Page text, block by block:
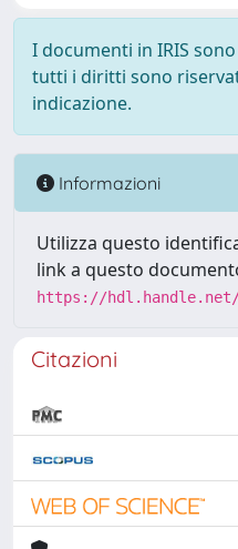
I documenti in IRIS
tutti i diritti sono
indicazione.
Informazioni
Utilizza questo
link a questo
https://hdl.handle.net/
Citazioni